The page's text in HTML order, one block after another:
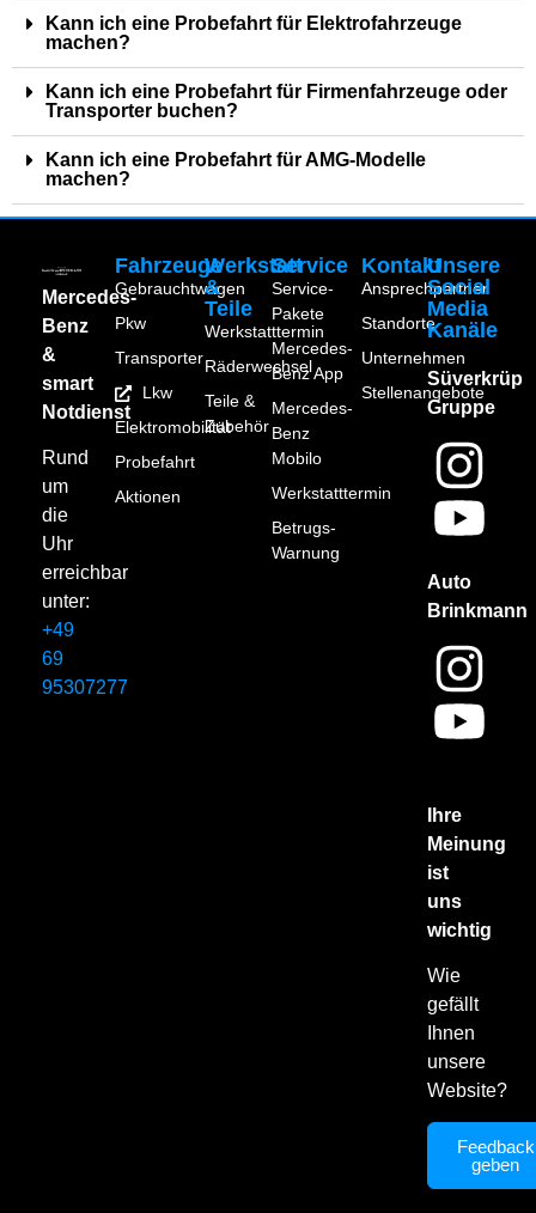
Kann ich eine Probefahrt für Elektrofahrzeuge
machen?
Kann ich eine Probefahrt für Firmenfahrzeuge oder
Transporter buchen?
Kann ich eine Probefahrt für AMG-Modelle
machen?
Mercedes-
Benz
&
smart
Notdienst
Rund
um
die
Uhr
erreichbar
unter:
+49
69
95307277
Fahrzeuge
Gebrauchtwagen
Pkw
Transporter
Lkw
Elektromobilität
Probefahrt
Aktionen
Werkstatt
&
Teile
Werkstatttermin
Räderwechsel
Teile &
Zubehör
Service
Service-
Pakete
Mercedes-
Benz App
Mercedes-
Benz
Mobilo
Werkstatttermin
Betrugs-
Warnung
Kontakt
Ansprechpartner
Standorte
Unternehmen
Stellenangebote
Unsere
Social
Media
Kanäle
Süverkrüp
Gruppe
Auto
Brinkmann
Ihre
Meinung
ist
uns
wichtig
Wie
gefällt
Ihnen
unsere
Website?
Feedback
geben